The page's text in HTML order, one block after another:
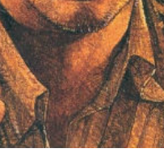
Gana una de las cuatro
unidades de PLAYMOBIL
que sorteamos: Knight
El coche fantástico
2022
FlixOlé nos divierte con
colección de comedias de
los 80 y 90 y regalamos